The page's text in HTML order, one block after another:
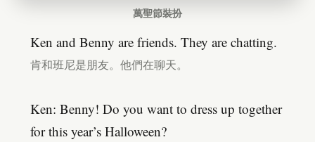
萬聖節裝扮
Ken and Benny are friends. They are chatting.
肯和班尼是朋友。他們在聊天。
Ken: Benny! Do you want to dress up together
for this year’s Halloween?